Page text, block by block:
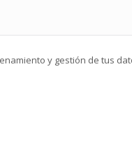
y gestión de tus